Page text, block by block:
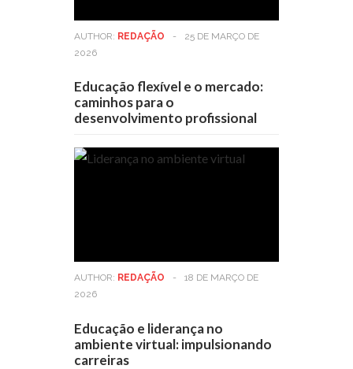
AUTHOR: REDAÇÃO -
25 DE MARÇO DE
2026
Educação flexível e o mercado:
caminhos para o
desenvolvimento profissional
AUTHOR: REDAÇÃO -
18 DE MARÇO DE
2026
Educação e liderança no
ambiente virtual: impulsionando
carreiras